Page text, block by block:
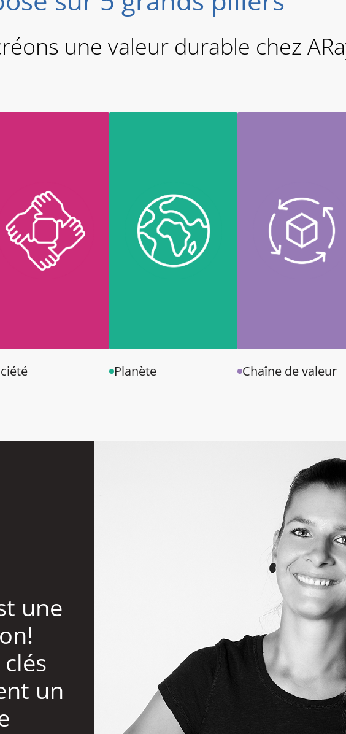
une valeur durable chez
Planète Chaîne de valeur
une
un